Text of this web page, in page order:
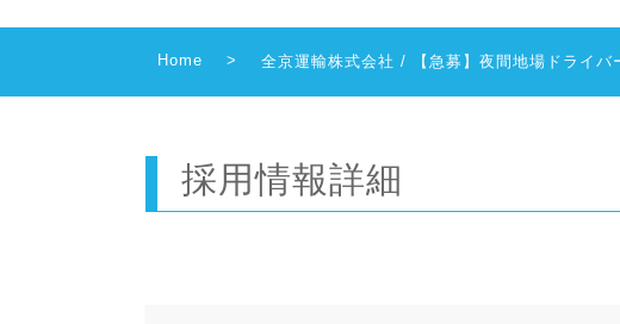
Home > 全京運輸株式会社 / 【急募】夜間地場ドライ
採用情報詳細